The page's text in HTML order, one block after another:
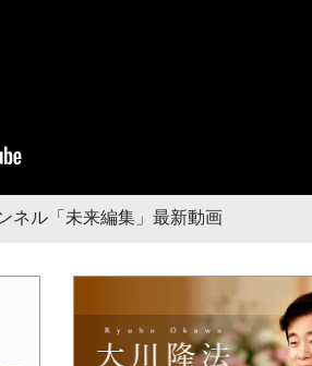
ネル「未来編集」最新動画